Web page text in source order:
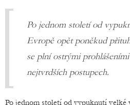
Po jednom století od
Evropě opět poněkud
se plní ostrými
nejtvrdších postupech.
Po jednom století od vypuknutí